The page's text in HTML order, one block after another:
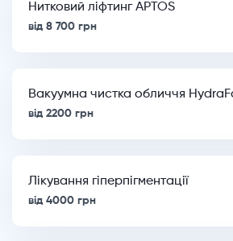
Нитковий ліфтинг APTOS
від 8 700 грн
Вакуумна чистка обличчя
від 2200 грн
Лікування гіперпігментації
від 4000 грн